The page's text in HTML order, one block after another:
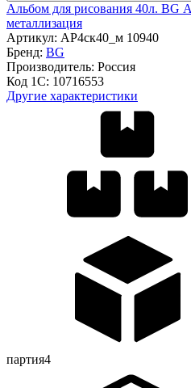
Альбом для рисования 40л. BG
металлизация
Артикул: АР4ск40_м 10940
Бренд: BG
Производитель: Россия
Код 1С: 10716553
Другие характеристики
партия4